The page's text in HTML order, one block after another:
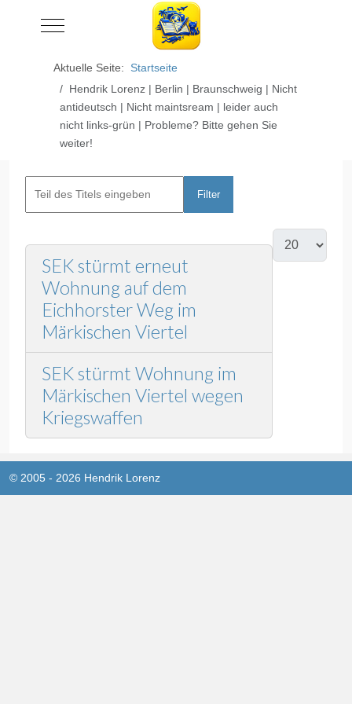
Mobile Menu Toggle
Aktuelle Seite: Startseite
Hendrik Lorenz | Berlin | Braunschweig | Nicht
antideutsch | Nicht maintsream | leider auch
nicht links-grün | Probleme? Bitte gehen Sie
weiter!
Filter
SEK stürmt erneut
Wohnung auf dem
Eichhorster Weg im
Märkischen Viertel
SEK stürmt Wohnung im
Märkischen Viertel wegen
Kriegswaffen
© 2005 - 2026 Hendrik Lorenz